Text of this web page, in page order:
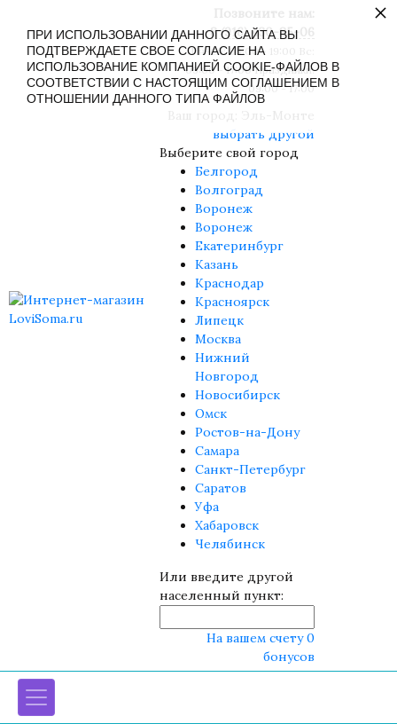
8 (916) 430-85-06
Пн-Сб: 09:00 - 19:00 Вс:
09:00 - 17:00 Праздники:
09:00 - 17:00
выбрать другой
Выберите свой город
Белгород
Волгоград
Воронеж
Воронеж
Екатеринбург
Казань
Краснодар
Красноярск
Липецк
Москва
Нижний
Новгород
Новосибирск
Омск
Ростов-на-Дону
Самара
Санкт-Петербург
Саратов
Уфа
Хабаровск
Челябинск
Или введите другой
населенный пункт:
На вашем счету 0
бонусов
ПРИ ИСПОЛЬЗОВАНИИ ДАННОГО САЙТА ВЫ
ПОДТВЕРЖДАЕТЕ СВОЕ СОГЛАСИЕ НА
ИСПОЛЬЗОВАНИЕ КОМПАНИЕЙ COOKIE-ФАЙЛОВ В
СООТВЕТСТВИИ С НАСТОЯЩИМ СОГЛАШЕНИЕМ В
ОТНОШЕНИИ ДАННОГО ТИПА ФАЙЛОВ
×